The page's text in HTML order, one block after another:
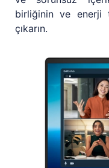
birliğinin ve enerji
çıkarın.